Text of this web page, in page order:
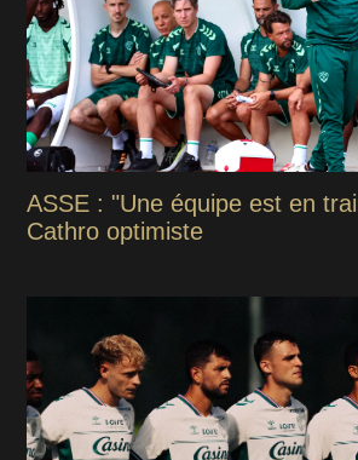
ASSE : "Une équipe est en
Cathro optimiste